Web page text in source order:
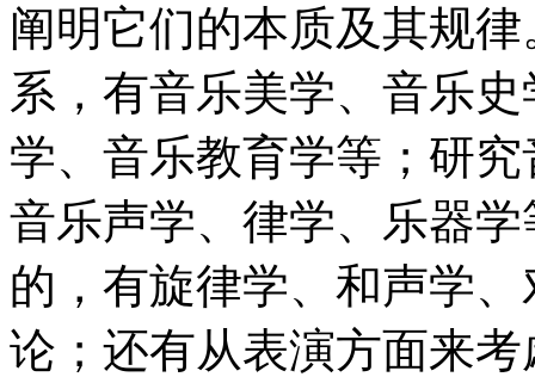
阐明它们的本质及其规
系，有音乐美学、音乐
学、音乐教育学等；研
音乐声学、律学、乐器
的，有旋律学、和声学
论；还有从表演方面来